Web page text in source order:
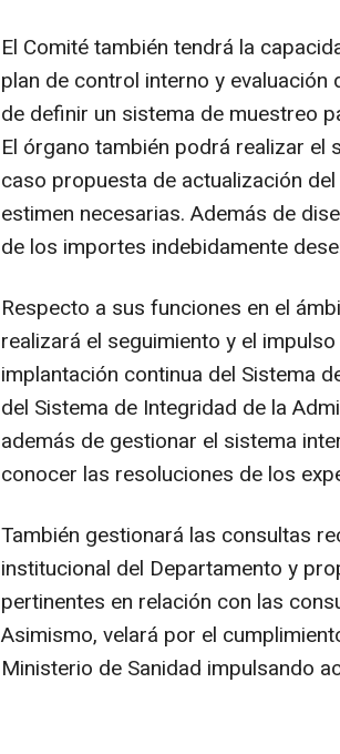
El Comité también tendrá la
plan de control interno y
de definir un sistema de muestreo
El órgano también podrá realizar el
caso propuesta de actualización
estimen necesarias. Además de
de los importes indebidamente
Respecto a sus funciones en el
realizará el seguimiento y el
implantación continua del Sistema
del Sistema de Integridad de la
además de gestionar el sistema
conocer las resoluciones de los
También gestionará las consultas
institucional del Departamento y
pertinentes en relación con las
Asimismo, velará por el
Ministerio de Sanidad impulsando